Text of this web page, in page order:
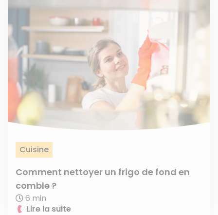
Cuisine
Comment nettoyer un frigo de fond en
comble ?
6 min
Lire la suite